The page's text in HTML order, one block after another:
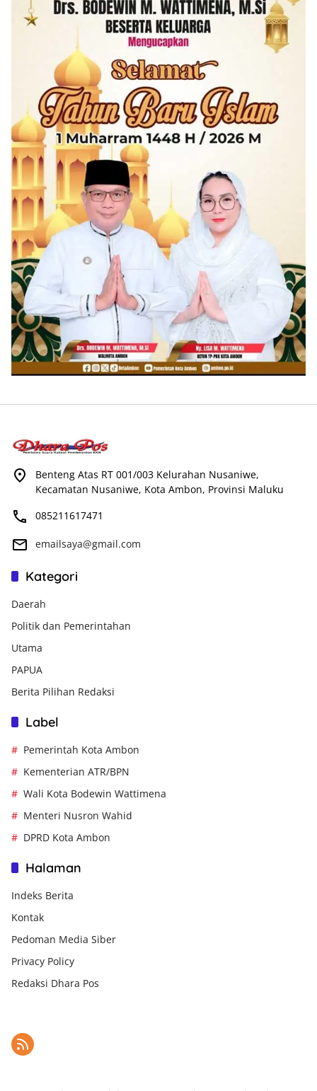
Benteng Atas RT 001/003 Kelurahan Nusaniwe,
Kecamatan Nusaniwe, Kota Ambon, Provinsi Maluku
085211617471
emailsaya@gmail.com
Kategori
Daerah
Politik dan Pemerintahan
Utama
PAPUA
Berita Pilihan Redaksi
Label
Pemerintah Kota Ambon
Kementerian ATR/BPN
Wali Kota Bodewin Wattimena
Menteri Nusron Wahid
DPRD Kota Ambon
Halaman
Indeks Berita
Kontak
Pedoman Media Siber
Privacy Policy
Redaksi Dhara Pos